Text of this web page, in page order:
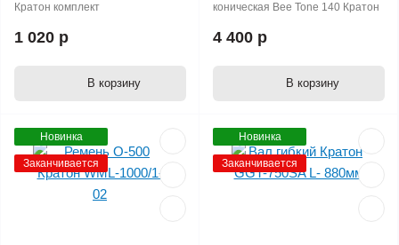
Кратон комплект
1 020 р
В корзину
коническая Bee Tone 140 Кратон
4 400 р
В корзину
Новинка
Заканчивается
Новинка
Заканчивается